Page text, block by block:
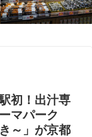
初！出汁専
マパーク
～」が京都